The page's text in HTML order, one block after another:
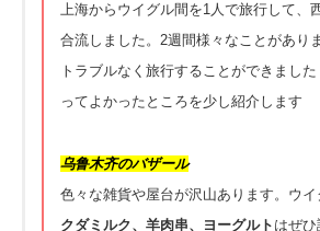
上海からウイグル間を1人で旅行して、
合流しました。2週間様々なことがあり
トラブルなく旅行することができまし
ってよかったところを少し紹介します
乌鲁木齐のバザール
色々な雑貨や屋台が沢山あります。ウ
クダミルク、羊肉串、ヨーグルト はぜ